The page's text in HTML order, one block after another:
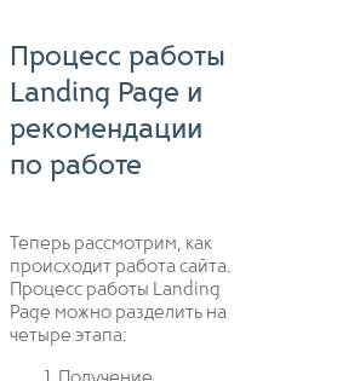
Процесс работы
Landing Page и
рекомендации
по работе
Теперь рассмотрим, как
происходит работа сайта.
Процесс работы Landing
Page можно разделить на
четыре этапа: